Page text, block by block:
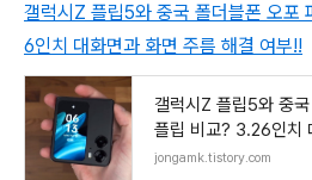
갤럭시Z 플립5와 중국 폴더블폰 오포
6인치 대화면과 화면 주름 해결 여부!!
갤럭시Z 플립5와 중
플립 비교? 3.26인치
여부
jongamk.tistory.com